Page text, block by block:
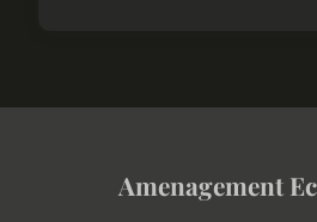
Amenagement